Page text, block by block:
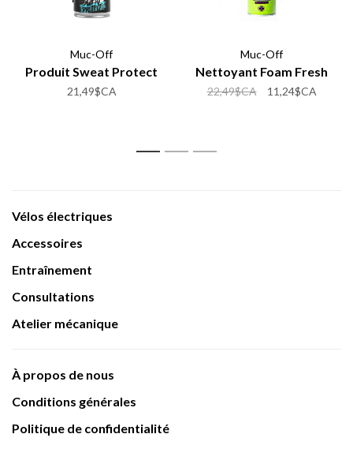
Muc-Off
Produit Sweat Protect
21,49$CA
Muc-Off
Nettoyant Foam Fresh
22,49$CA 11,24$CA
1 2 3
Vélos électriques
Accessoires
Entraînement
Consultations
Atelier mécanique
À propos de nous
Conditions générales
Politique de confidentialité